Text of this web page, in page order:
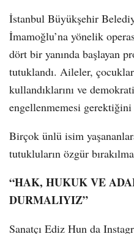
İstanbul Büyükşehir
İmamoğlu’na yönelik
dört bir yanında başlayan
tutuklandı. Aileler,
kullandıklarını ve
engellenmemesi gerektiğini
Birçok ünlü isim
tutukluların özgür
“HAK, HUKUK VE
DURMALIYIZ”
Sanatçı Ediz Hun da